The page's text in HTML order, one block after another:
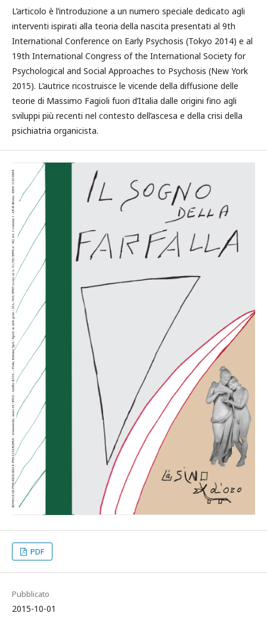
L’articolo è l’introduzione a un numero speciale dedicato agli
interventi ispirati alla teoria della nascita presentati al 9th
International Conference on Early Psychosis (Tokyo 2014) e al
19th International Congress of the International Society for
Psychological and Social Approaches to Psychosis (New York
2015). L’autrice ricostruisce le vicende della diffusione delle
teorie di Massimo Fagioli fuori d’Italia dalle origini fino agli
sviluppi più recenti nel contesto dell’ascesa e della crisi della
psichiatria organicista.
PDF
Pubblicato
2015-10-01